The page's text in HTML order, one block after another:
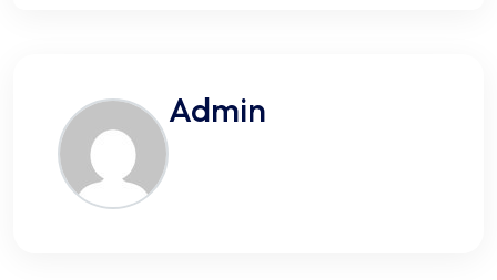
Admin